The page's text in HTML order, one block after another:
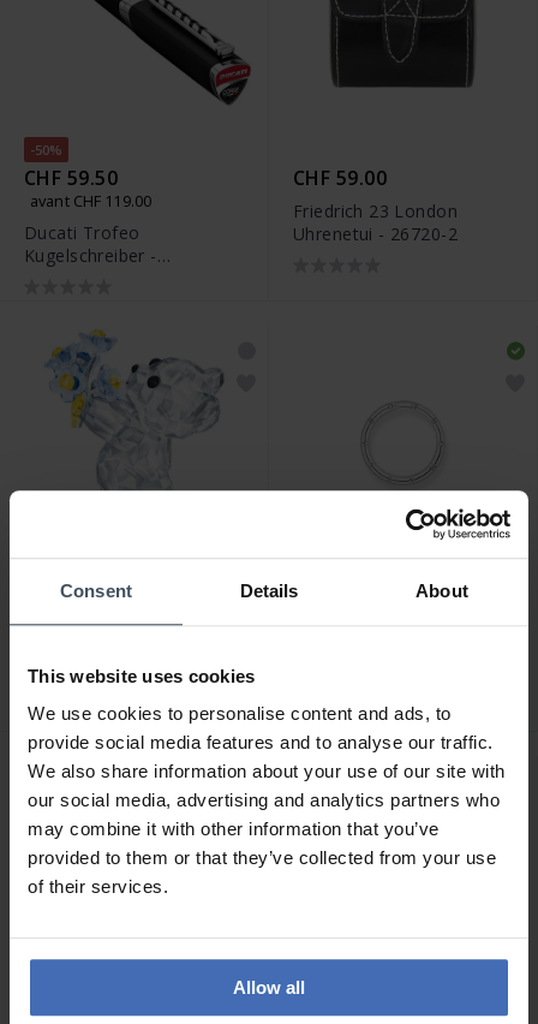
Consent Details About
This website uses cookies
We use cookies to personalise content and ads, to
provide social media features and to analyse our traffic.
We also share information about your use of our site with
our social media, advertising and analytics partners who
may combine it with other information that you’ve
provided to them or that they’ve collected from your use
of their services.
Allow all
-50%
CHF 59.50
avant CHF 119.00
Ducati Trofeo
Kugelschreiber -
CHF 59.00
Friedrich 23 London
Uhrenetui - 26720-2
Myosotis - 5427993